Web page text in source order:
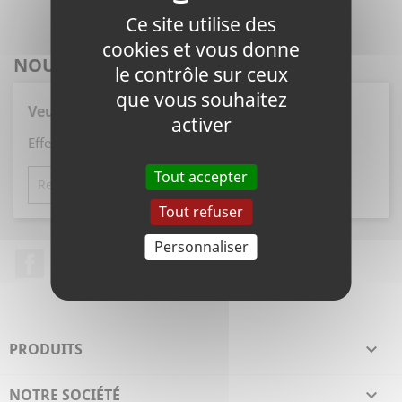
NOUVEAUX PRODUITS
Veuillez nous excuser pour le désagrément.
Effectuez une nouvelle recherche

PinterestInstagram
PRODUITS 
NOTRE SOCIÉTÉ 
Ce site utilise des
cookies et vous donne
le contrôle sur ceux
que vous souhaitez
activer
Tout accepter
Tout refuser
Personnaliser